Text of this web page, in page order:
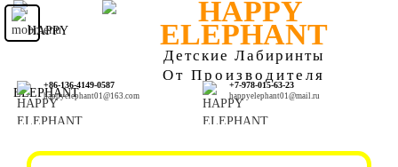
Детские Лабиринты
От Производителя
+86-136-4149-0587
happyelephant01@163.com
+7-978-015-63-23
happyelephant01@mail.ru